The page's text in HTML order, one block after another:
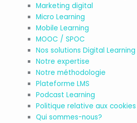
Marketing digital
Micro Learning
Mobile Learning
MOOC / SPOC
Nos solutions Digital Learning
Notre expertise
Notre méthodologie
Plateforme LMS
Podcast Learning
Politique relative aux cookies
Qui sommes-nous?